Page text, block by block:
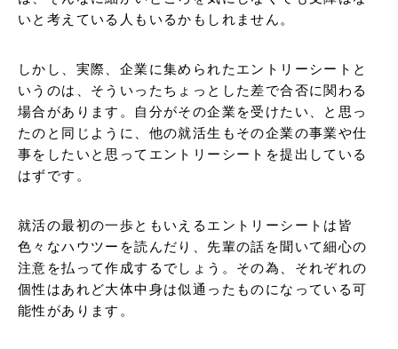
いと考えている人もいるかもしれません。
しかし、実際、企業に集められたエントリーシートと
いうのは、そういったちょっとした差で合否に関わる
場合があります。自分がその企業を受けたい、と思っ
たのと同じように、他の就活生もその企業の事業や仕
事をしたいと思ってエントリーシートを提出している
はずです。
就活の最初の一歩ともいえるエントリーシートは皆
色々なハウツーを読んだり、先輩の話を聞いて細心の
注意を払って作成するでしょう。その為、それぞれの
個性はあれど大体中身は似通ったものになっている可
能性があります。